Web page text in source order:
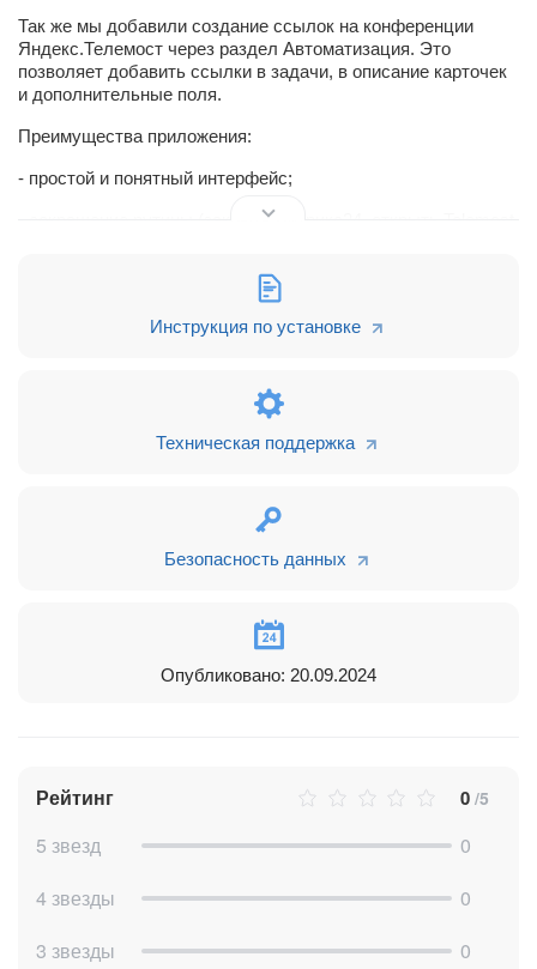
Так же мы добавили создание ссылок на конференции
Яндекс.Телемост через раздел Автоматизация. Это
позволяет добавить ссылки в задачи, в описание карточек
и дополнительные поля.
Преимущества приложения:
- простой и понятный интерфейс;
- сокращение рутины (закрыть Битрикс24, открыть Telemost,
на встречу с клиентом), теперь проводить видеовстречи
Приложение поможет вам сэкономить время и упростить
Встречи не ограничены по времени и их можно записывать
с последующим сохранением на компьютер. Главное,
чтобы хватило места на ПК.
аккаунт "Яндекс 360 для бизнеса". Это может быть аккаунт
администратора компании, который приобрел тариф
Инструкция по установке
Техническая поддержка
Безопасность данных
Опубликовано: 20.09.2024
Рейтинг 0 /5
5 звезд
0
4 звезды
0
3 звезды
0